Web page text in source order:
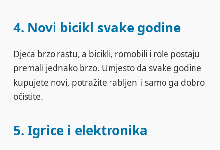
4. Novi bicikl svake godine
Djeca brzo rastu, a bicikli, romobili i role postaju
premali jednako brzo. Umjesto da svake godine
kupujete novi, potražite rabljeni i samo ga dobro
očistite.
5. Igrice i elektronika